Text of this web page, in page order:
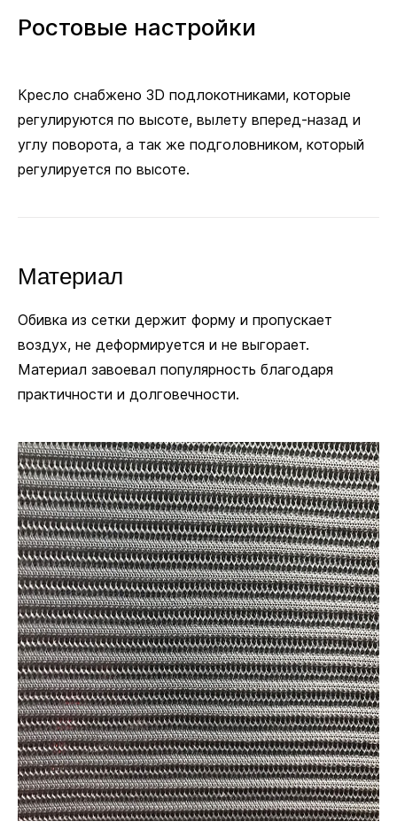
Ростовые настройки
Кресло снабжено 3D подлокотниками, которые
регулируются по высоте, вылету вперед-назад и
углу поворота, а так же подголовником, который
регулируется по высоте.
Материал
Обивка из сетки держит форму и пропускает
воздух, не деформируется и не выгорает.
Материал завоевал популярность благодаря
практичности и долговечности.